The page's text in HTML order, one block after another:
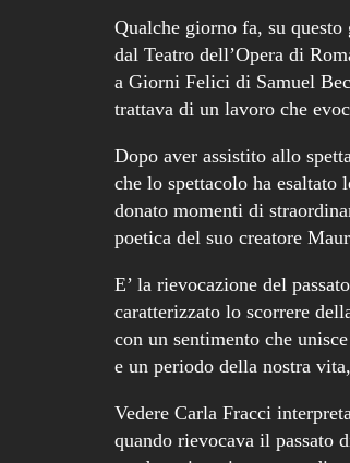
Qualche giorno fa, su questo
dal Teatro dell’Opera di
a Giorni Felici di Samuel
trattava di un lavoro che
Dopo aver assistito allo
che lo spettacolo ha
donato momenti di
poetica del suo creatore
E’ la rievocazione del
caratterizzato lo scorrere
con un sentimento che
e un periodo della nostra
Vedere Carla Fracci
quando rievocava il passato